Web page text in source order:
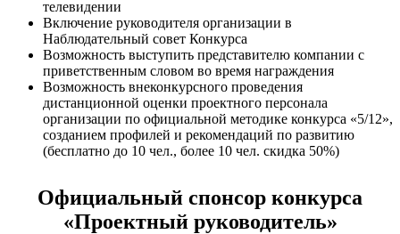
телевидении
Включение руководителя организации в
Наблюдательный совет Конкурса
Возможность выступить представителю компании с
приветственным словом во время награждения
Возможность внеконкурсного проведения
дистанционной оценки проектного персонала
организации по официальной методике конкурса «5/12»,
созданием профилей и рекомендаций по развитию
(бесплатно до 10 чел., более 10 чел. скидка 50%)
Официальный спонсор конкурса
«Проектный руководитель»